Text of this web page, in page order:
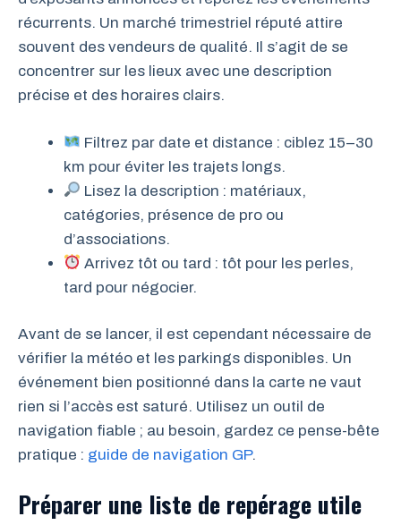
récurrents. Un marché trimestriel réputé attire
souvent des vendeurs de qualité. Il s’agit de se
concentrer sur les lieux avec une description
précise et des horaires clairs.
Filtrez par date et distance : ciblez 15–30
km pour éviter les trajets longs.
Lisez la description : matériaux,
catégories, présence de pro ou
d’associations.
Arrivez tôt ou tard : tôt pour les perles,
tard pour négocier.
Avant de se lancer, il est cependant nécessaire de
vérifier la météo et les parkings disponibles. Un
événement bien positionné dans la carte ne vaut
rien si l’accès est saturé. Utilisez un outil de
navigation fiable ; au besoin, gardez ce pense-bête
pratique : guide de navigation GP.
Préparer une liste de repérage utile